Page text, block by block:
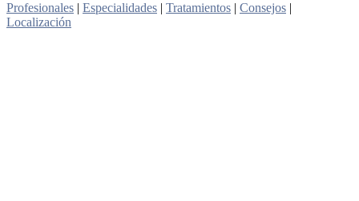
Profesionales | Especialidades | Tratamientos | Consejos |
Localización